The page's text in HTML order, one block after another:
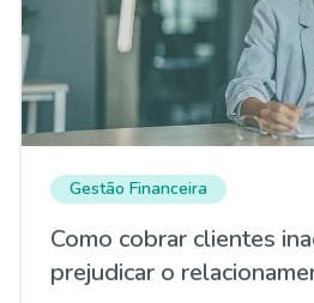
Gestão Financeira
Como cobrar clientes
prejudicar o